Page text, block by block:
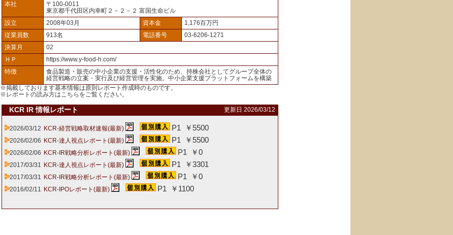
本社
〒100-0011
東京都千代田区内幸町２－２－２ 富国生命ビル
設立
2008年03月 資本金
1,176百万円
従業員数
913名 電話番号
03-6206-1271
決算月
02
ＨＰ
https://www.y-food-h.com/
特徴
食品製造・販売の中小企業の支援・活性化のため、持株会社としてグループ全体の
経営戦略の立案・実行及び経営管理を実施。中小企業支援プラットフォームを構築
※掲載しております基本情報は原則レポート作成時のものです。
※レポートの読み方はこちら をご覧ください。
KCR IR 情報レポート 更新日 2026/03/12
2026/03/12 KCR-経営戦略取材速報(最新) P1 ￥5500
2026/02/06 KCR-達人視点レポート(最新) P1 ￥5500
2026/02/06 KCR-IR戦略分析レポート(最新) P1 ￥0
2017/03/31 KCR-達人視点レポート(最新) P1 ￥3301
2017/03/31 KCR-IR戦略分析レポート(最新) P1 ￥0
2016/02/11 KCR-IPOレポート(最新) P1 ￥1100